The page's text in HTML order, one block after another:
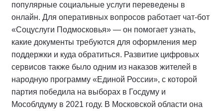
популярные социальные услуги переведены в
онлайн. Для оперативных вопросов работает чат-бот
«Соцуслуги Подмосковья» — он помогает узнать,
какие документы требуются для оформления мер
поддержки и куда обратиться. Развитие цифровых
сервисов также было одним из наказов жителей в
народную программу «Единой России», с которой
партия победила на выборах в Госдуму и
Мособлдуму в 2021 году. В Московской области она